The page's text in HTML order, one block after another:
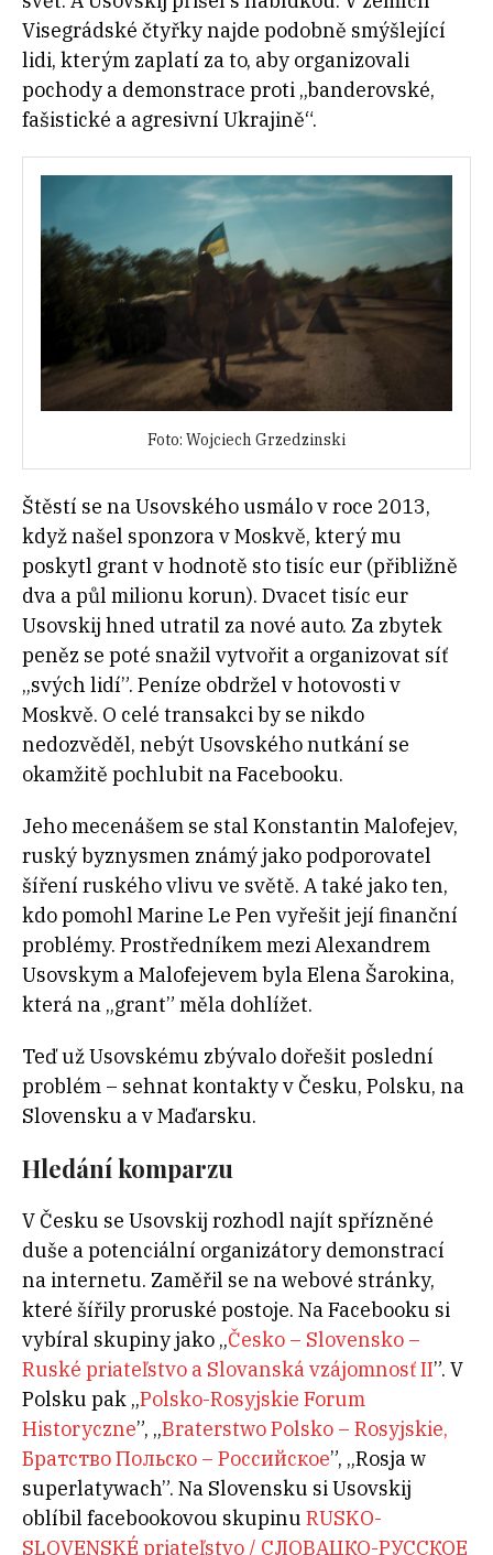
Visegrádské čtyřky najde podobně smýšlející
lidi, kterým zaplatí za to, aby organizovali
pochody a demonstrace proti „banderovské,
fašistické a agresivní Ukrajině“.
Foto: Wojciech Grzedzinski
Štěstí se na Usovského usmálo v roce 2013,
když našel sponzora v Moskvě, který mu
poskytl grant v hodnotě sto tisíc eur (přibližně
dva a půl milionu korun). Dvacet tisíc eur
Usovskij hned utratil za nové auto. Za zbytek
peněz se poté snažil vytvořit a organizovat síť
„svých lidí”. Peníze obdržel v hotovosti v
Moskvě. O celé transakci by se nikdo
nedozvěděl, nebýt Usovského nutkání se
okamžitě pochlubit na Facebooku.
Jeho mecenášem se stal Konstantin Malofejev,
ruský byznysmen známý jako podporovatel
šíření ruského vlivu ve světě. A také jako ten,
kdo pomohl Marine Le Pen vyřešit její finanční
problémy. Prostředníkem mezi Alexandrem
Usovskym a Malofejevem byla Elena Šarokina,
která na „grant” měla dohlížet.
Teď už Usovskému zbývalo dořešit poslední
problém – sehnat kontakty v Česku, Polsku, na
Slovensku a v Maďarsku.
Hledání komparzu
V Česku se Usovskij rozhodl najít spřízněné
duše a potenciální organizátory demonstrací
na internetu. Zaměřil se na webové stránky,
které šířily proruské postoje. Na Facebooku si
vybíral skupiny jako „Česko – Slovensko –
Ruské priateľstvo a Slovanská vzájomnosť II”. V
Polsku pak „Polsko-Rosyjskie Forum
Historyczne”, „Braterstwo Polsko – Rosyjskie,
Братство Польско – Российское”, „Rosja w
superlatywach”. Na Slovensku si Usovskij
oblíbil facebookovou skupinu RUSKO-
SLOVENSKÉ priateľstvo / СЛОВАЦКО-РУССКОЕ